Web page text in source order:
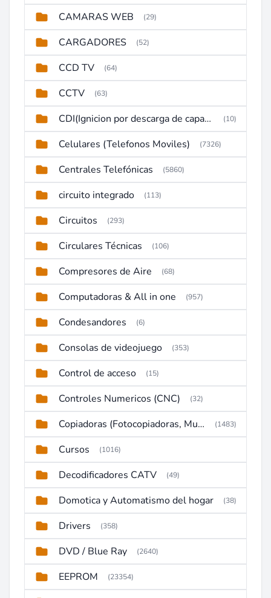
CAMARAS WEB (29)
CARGADORES (52)
CCD TV (64)
CCTV (63)
CDI(Ignicion por descarga de capacitor) (10)
Celulares (Telefonos Moviles) (7326)
Centrales Telefónicas (5860)
circuito integrado (113)
Circuitos (293)
Circulares Técnicas (106)
Compresores de Aire (68)
Computadoras & All in one (957)
Condesandores (6)
Consolas de videojuego (353)
Control de acceso (15)
Controles Numericos (CNC) (32)
Copiadoras (Fotocopiadoras, Multifunctions, Ploter, etc) (1483)
Cursos (1016)
Decodificadores CATV (49)
Domotica y Automatismo del hogar (38)
Drivers (358)
DVD / Blue Ray (2640)
EEPROM (23354)